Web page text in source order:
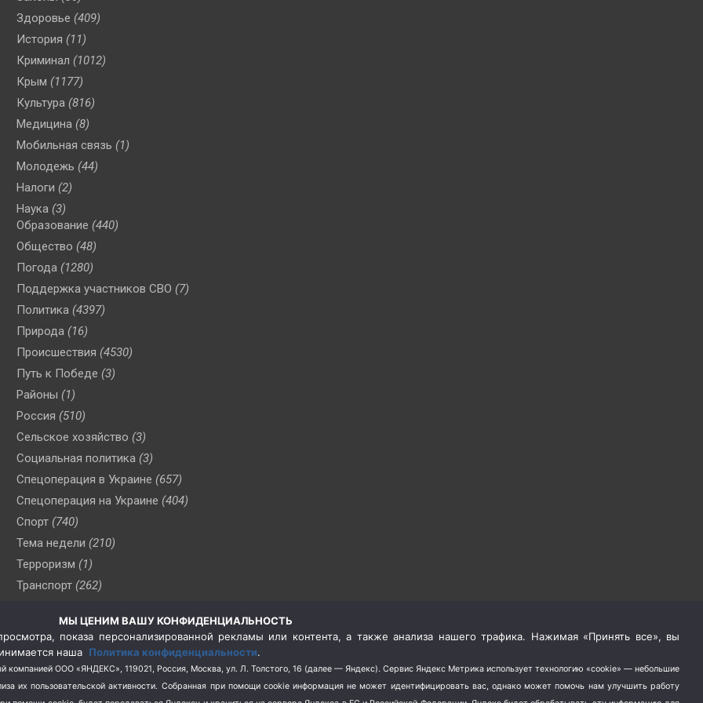
Здоровье (409)
История (11)
Криминал (1012)
Крым (1177)
Культура (816)
Медицина (8)
Мобильная связь (1)
Молодежь (44)
Налоги (2)
Наука (3)
Образование (440)
Общество (48)
Погода (1280)
Поддержка участников СВО (7)
Политика (4397)
Природа (16)
Происшествия (4530)
Путь к Победе (3)
Районы (1)
Россия (510)
Сельское хозяйство (3)
Социальная политика (3)
Спецоперация в Украине (657)
Спецоперация на Украине (404)
Спорт (740)
Тема недели (210)
Терроризм (1)
Транспорт (262)
(76)
Цены (2)
Школа и спорт (2)
Экология (8)
МЫ ЦЕНИМ ВАШУ КОНФИДЕНЦИАЛЬНОСТЬ
показа персонализированной рекламы или контента, а также анализа нашего трафика. Нажимая «Принять все», вы
наша Политика конфиденциальности.
компанией ООО «ЯНДЕКС», 119021, Россия, Москва, ул. Л. Толстого, 16 (далее — Яндекс). Сервис Яндекс Метрика использует технологию «cookie» — небольшие
их пользовательской активности. Собранная при помощи cookie информация не может идентифицировать вас, однако может помочь нам улучшить работу